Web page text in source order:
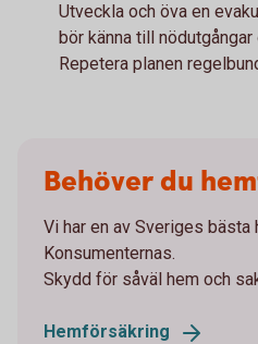
Utveckla och öva en
bör känna till
Repetera planen
Behöver du
Vi har en av Sveriges
Konsumenternas.
Skydd för såväl hem och
Hemförsäkring